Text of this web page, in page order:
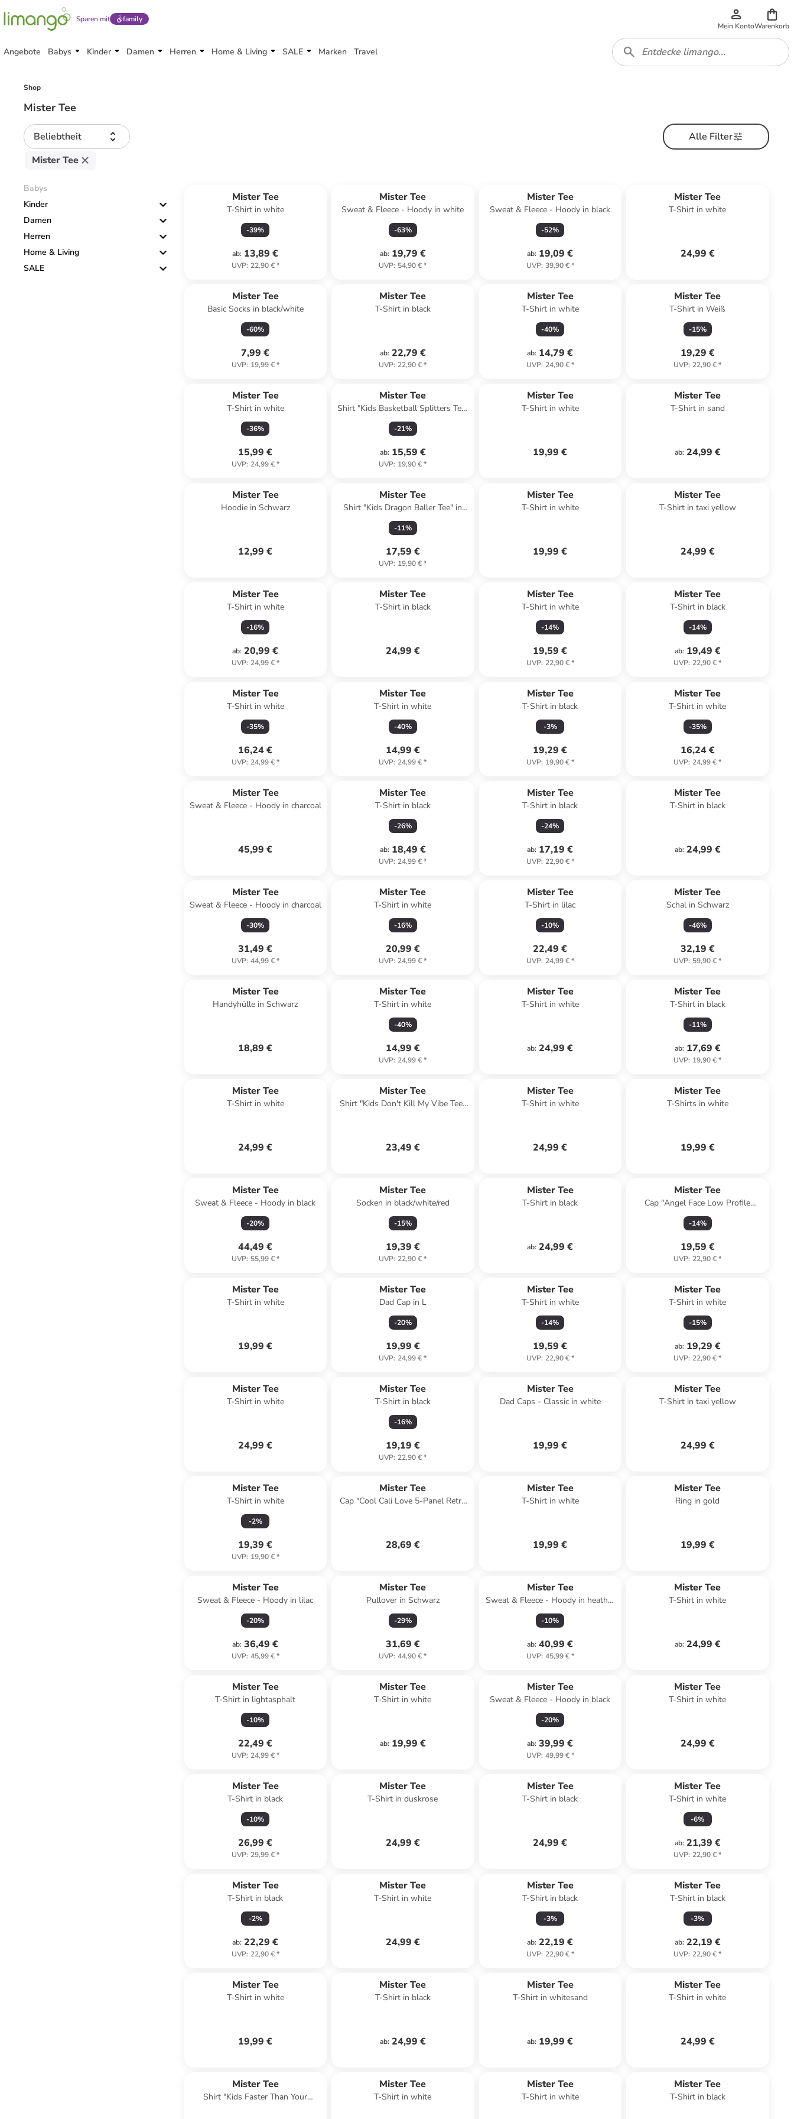
Sparen mit family
Mein KontoWarenkorb
Angebote Babys Kinder Damen Herren Home & Living SALE Marken Travel
Shop
Mister Tee
Beliebtheit
Alle Filter
Mister Tee
Babys
Kinder
Damen
Herren
Home & Living
SALE
Mister Tee
T-Shirt in white
-39%
ab: 13,89 €
UVP: 22,90 €*
Mister Tee
Sweat & Fleece - Hoody in white
-63%
ab: 19,79 €
UVP: 54,90 €*
Mister Tee
Sweat & Fleece - Hoody in black
-52%
ab: 19,09 €
UVP: 39,90 €*
Mister Tee
T-Shirt in white
24,99 €
Mister Tee
Basic Socks in black/white
-60%
7,99 €
UVP: 19,99 €*
Mister Tee
T-Shirt in black
ab: 22,79 €
UVP: 22,90 €*
Mister Tee
T-Shirt in white
-40%
ab: 14,79 €
UVP: 24,90 €*
Mister Tee
T-Shirt in Weiß
-15%
19,29 €
UVP: 22,90 €*
Mister Tee
T-Shirt in white
-36%
15,99 €
UVP: 24,99 €*
Mister Tee
Shirt "Kids Basketball Splitters Tee"
in Rot
-21%
ab: 15,59 €
UVP: 19,90 €*
Mister Tee
T-Shirt in white
19,99 €
Mister Tee
T-Shirt in sand
ab: 24,99 €
Mister Tee
Hoodie in Schwarz
12,99 €
Mister Tee
Shirt "Kids Dragon Baller Tee" in
Weiß
-11%
17,59 €
UVP: 19,90 €*
Mister Tee
T-Shirt in white
19,99 €
Mister Tee
T-Shirt in taxi yellow
24,99 €
Mister Tee
T-Shirt in white
-16%
ab: 20,99 €
UVP: 24,99 €*
Mister Tee
T-Shirt in black
24,99 €
Mister Tee
T-Shirt in white
-14%
19,59 €
UVP: 22,90 €*
Mister Tee
T-Shirt in black
-14%
ab: 19,49 €
UVP: 22,90 €*
Mister Tee
T-Shirt in white
-35%
16,24 €
UVP: 24,99 €*
Mister Tee
T-Shirt in white
-40%
14,99 €
UVP: 24,99 €*
Mister Tee
T-Shirt in black
-3%
19,29 €
UVP: 19,90 €*
Mister Tee
T-Shirt in white
-35%
16,24 €
UVP: 24,99 €*
Mister Tee
Sweat & Fleece - Hoody in charcoal
45,99 €
Mister Tee
T-Shirt in black
-26%
ab: 18,49 €
UVP: 24,99 €*
Mister Tee
T-Shirt in black
-24%
ab: 17,19 €
UVP: 22,90 €*
Mister Tee
T-Shirt in black
ab: 24,99 €
Mister Tee
Sweat & Fleece - Hoody in charcoal
-30%
31,49 €
UVP: 44,99 €*
Mister Tee
T-Shirt in white
-16%
20,99 €
UVP: 24,99 €*
Mister Tee
T-Shirt in lilac
-10%
22,49 €
UVP: 24,99 €*
Mister Tee
Schal in Schwarz
-46%
32,19 €
UVP: 59,90 €*
Mister Tee
Handyhülle in Schwarz
18,89 €
Mister Tee
T-Shirt in white
-40%
14,99 €
UVP: 24,99 €*
Mister Tee
T-Shirt in white
ab: 24,99 €
Mister Tee
T-Shirt in black
-11%
ab: 17,69 €
UVP: 19,90 €*
Mister Tee
T-Shirt in white
24,99 €
Mister Tee
Shirt "Kids Don't Kill My Vibe Tee"
23,49 €
Mister Tee
T-Shirt in white
24,99 €
Mister Tee
T-Shirts in white
19,99 €
Mister Tee
Sweat & Fleece - Hoody in black
-20%
44,49 €
UVP: 55,99 €*
Mister Tee
Socken in black/white/red
-15%
19,39 €
UVP: 22,90 €*
Mister Tee
T-Shirt in black
ab: 24,99 €
Mister Tee
Cap "Angel Face Low Profile
Cotton Twill" in Schwarz
-14%
19,59 €
UVP: 22,90 €*
Mister Tee
T-Shirt in white
19,99 €
Mister Tee
Dad Cap in L
-20%
19,99 €
UVP: 24,99 €*
Mister Tee
T-Shirt in white
-14%
19,59 €
UVP: 22,90 €*
Mister Tee
T-Shirt in white
-15%
ab: 19,29 €
UVP: 22,90 €*
Mister Tee
T-Shirt in white
24,99 €
Mister Tee
T-Shirt in black
-16%
19,19 €
UVP: 22,90 €*
Mister Tee
Dad Caps - Classic in white
19,99 €
Mister Tee
T-Shirt in taxi yellow
24,99 €
Mister Tee
T-Shirt in white
-2%
19,39 €
UVP: 19,90 €*
Mister Tee
Cap "Cool Cali Love 5-Panel Retro
28,69 €
Mister Tee
T-Shirt in white
19,99 €
Mister Tee
Ring in gold
19,99 €
Mister Tee
Sweat & Fleece - Hoody in lilac
-20%
ab: 36,49 €
UVP: 45,99 €*
Mister Tee
Pullover in Schwarz
-29%
31,69 €
UVP: 44,90 €*
Mister Tee
Sweat & Fleece - Hoody in heather
grey
-10%
ab: 40,99 €
UVP: 45,99 €*
Mister Tee
T-Shirt in white
ab: 24,99 €
Mister Tee
T-Shirt in lightasphalt
-10%
22,49 €
UVP: 24,99 €*
Mister Tee
T-Shirt in white
ab: 19,99 €
Mister Tee
Sweat & Fleece - Hoody in black
-20%
ab: 39,99 €
UVP: 49,99 €*
Mister Tee
T-Shirt in white
24,99 €
Mister Tee
T-Shirt in black
-10%
26,99 €
UVP: 29,99 €*
Mister Tee
T-Shirt in duskrose
24,99 €
Mister Tee
T-Shirt in black
24,99 €
Mister Tee
T-Shirt in white
-6%
ab: 21,39 €
UVP: 22,90 €*
Mister Tee
T-Shirt in black
-2%
ab: 22,29 €
UVP: 22,90 €*
Mister Tee
T-Shirt in white
24,99 €
Mister Tee
T-Shirt in black
-3%
ab: 22,19 €
UVP: 22,90 €*
Mister Tee
T-Shirt in black
-3%
ab: 22,19 €
UVP: 22,90 €*
Mister Tee
T-Shirt in white
19,99 €
Mister Tee
T-Shirt in black
ab: 24,99 €
Mister Tee
T-Shirt in whitesand
ab: 19,99 €
Mister Tee
T-Shirt in white
24,99 €
Mister Tee
Shirt "Kids Faster Than Your
Mister Tee
T-Shirt in white
Mister Tee
T-Shirt in white
Mister Tee
T-Shirt in black